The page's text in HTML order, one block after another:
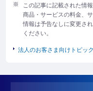
この記事に記載された情
商品・サービスの料金、
情報は予告なしに変更さ
ください。
法人のお客さま向けトピッ